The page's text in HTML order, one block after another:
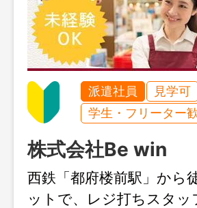
派遣社員 見学可
学生・フリーター
株式会社Be win
西鉄「都府楼前駅」から
ットで、レジ打ちスタ